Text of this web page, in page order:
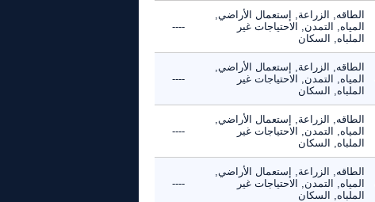
الطاقه, الزراعة, إستعمال الأراضي,
المياه, التمدن, الاحتياجات غير
الملباه, السكان
----
الطاقه, الزراعة, إستعمال الأراضي,
المياه, التمدن, الاحتياجات غير
الملباه, السكان
----
الطاقه, الزراعة, إستعمال الأراضي,
المياه, التمدن, الاحتياجات غير
الملباه, السكان
----
الطاقه, الزراعة, إستعمال الأراضي,
المياه, التمدن, الاحتياجات غير
الملباه, السكان
----